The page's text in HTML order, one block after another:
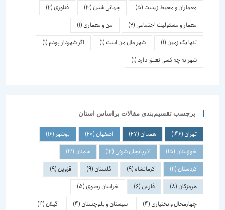
معماران و محیط زیست(5) جهانی شدن(3) فناوری
معمار و مسئولیت اجتماعی (2) من و معماری(1)
تنها یک زمین(1) شهر مال من است (1) اگر شهردار بودم(1)
شهر به چه کسی تعلق دارد(1)
برچسب تقسیم‌بندی مقالات براساس استان
همدان اصفهان (20) بوشهر
خوزستان(15) آذربایجان شرقی(12) سمنان
(11) کرمانشاه(9) گلستان (9) قزوین
(8) فارس خراسان رضوی(5)
چهارمحال و بختیاری(4) سیستان و بلوچستان(4) گیلان